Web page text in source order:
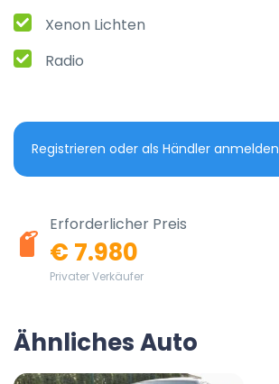
Xenon Lichten
Radio
Registrieren oder als Händler anmelden
Erforderlicher Preis
€ 7.980
Privater Verkäufer
Ähnliches Auto